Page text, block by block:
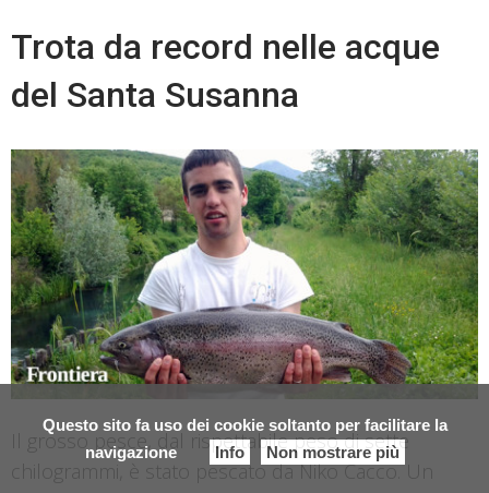
Questo sito fa uso dei cookie soltanto per facilitare la
navigazione
Info Non mostrare più
Trota da record nelle acque
del Santa Susanna
Il grosso pesce, dal rispettabile peso di sette
chilogrammi, è stato pescato da Niko Cacco. Un